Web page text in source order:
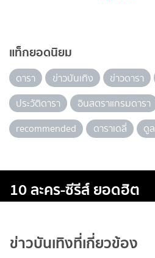
แท็กยอดนิยม
ดารา ข่าวบันเทิง ข่าวดารา
ประวัติดารา
อินสตราแกรมดารา
recommended
ดาราเดลี่ ดู
10 ละคร-ซีรีส์ ยอดฮิต
ข่าวบันเทิงที่เกี่ยวข้อง